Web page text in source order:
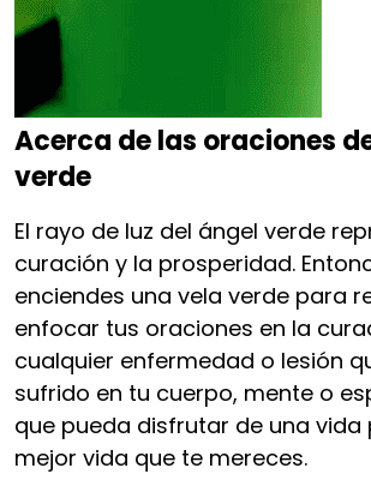
Acerca de las oraciones
verde
El rayo de luz del ángel verde
curación y la prosperidad.
enciendes una vela verde para
enfocar tus oraciones en la
cualquier enfermedad o lesión
sufrido en tu cuerpo, mente o
que pueda disfrutar de una vida
mejor vida que te mereces.